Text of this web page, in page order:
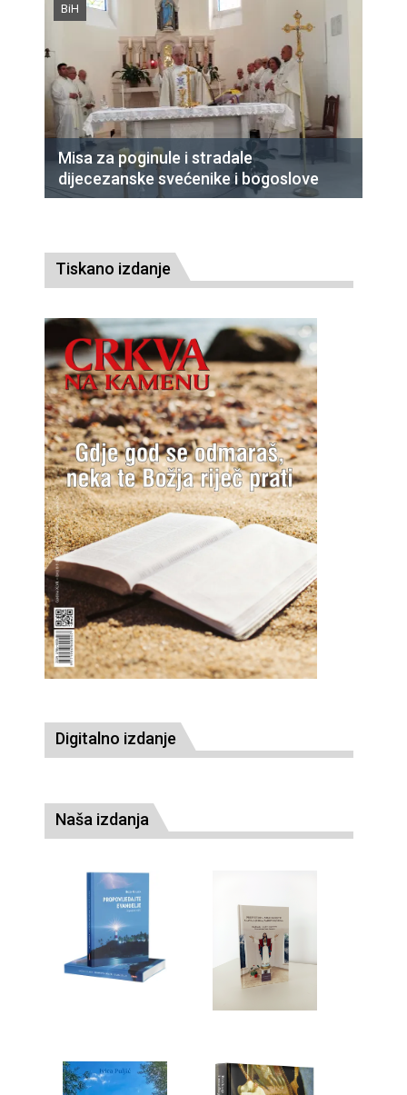
BiH
Misa za poginule i stradale
dijecezanske svećenike i bogoslove
Tiskano izdanje
Digitalno izdanje
Naša izdanja